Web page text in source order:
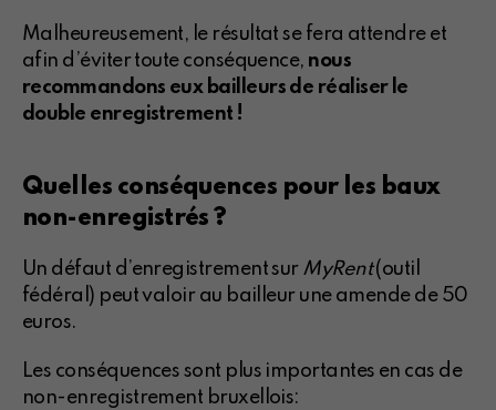
Malheureusement, le résultat se fera attendre et
afin d’éviter toute conséquence, nous
recommandons eux bailleurs de réaliser le
double enregistrement !
Quelles conséquences pour les baux
non-enregistrés ?
Un défaut d’enregistrement sur MyRent(outil
fédéral) peut valoir au bailleur une amende de 50
euros.
Les conséquences sont plus importantes en cas de
non-enregistrement bruxellois: